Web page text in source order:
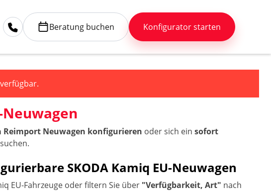
Beratung buchen Konfigurator starten
Neuwagen
Reimport Neuwagen konfigurieren oder sich einsofort
SKODA Kamiq EU-Neuwagen
EU-Fahrzeuge oder filtern Sie über "Verfügbarkeit, Art" nach